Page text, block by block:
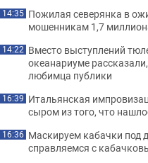
14:35 Пожилая северянка в
мошенникам 1,7
14:22 Вместо выступлений
океанариуме
любимца публики
16:39 Итальянская
сыром из того, что
16:36 Маскируем кабачки под
справляемся с